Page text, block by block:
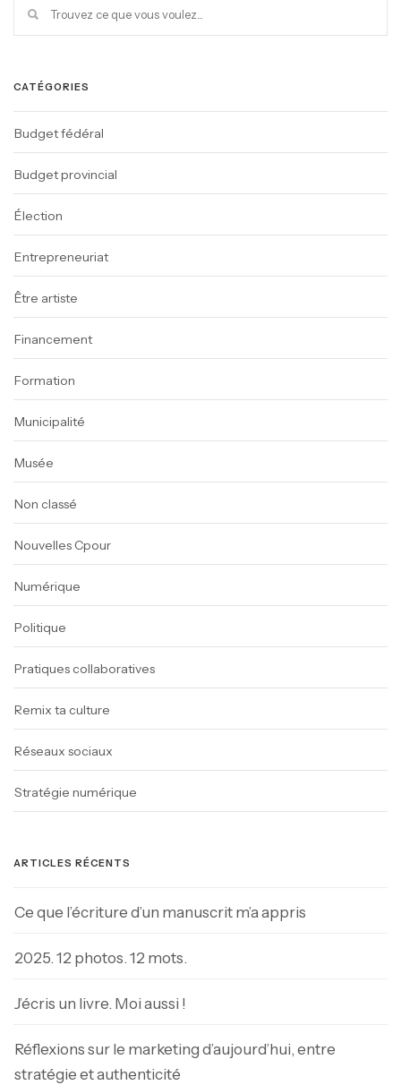
CATÉGORIES
Budget fédéral
Budget provincial
Élection
Entrepreneuriat
Être artiste
Financement
Formation
Municipalité
Musée
Non classé
Nouvelles Cpour
Numérique
Politique
Pratiques collaboratives
Remix ta culture
Réseaux sociaux
Stratégie numérique
ARTICLES RÉCENTS
Ce que l’écriture d’un manuscrit m’a appris
2025. 12 photos. 12 mots.
J’écris un livre. Moi aussi !
Réflexions sur le marketing d’aujourd’hui, entre
stratégie et authenticité